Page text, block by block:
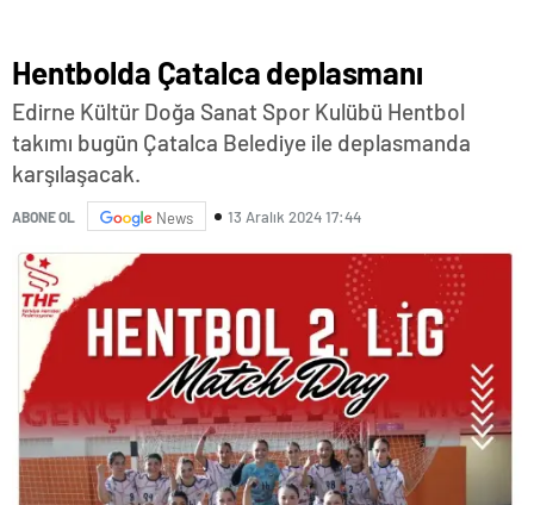
Hentbolda Çatalca deplasmanı
Edirne Kültür Doğa Sanat Spor Kulübü Hentbol
takımı bugün Çatalca Belediye ile deplasmanda
karşılaşacak.
ABONE OL News 13 Aralık 2024 17:44